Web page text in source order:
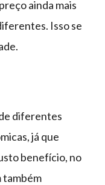
ainda mais
Isso se
diferentes
já que
benefício, no
também